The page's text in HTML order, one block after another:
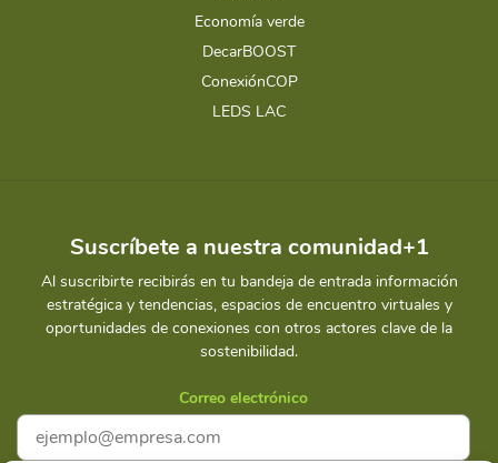
Economía verde
DecarBOOST
ConexiónCOP
LEDS LAC
Suscríbete a nuestra comunidad+1
Al suscribirte recibirás en tu bandeja de entrada información
estratégica y tendencias, espacios de encuentro virtuales y
oportunidades de conexiones con otros actores clave de la
sostenibilidad.
Correo electrónico